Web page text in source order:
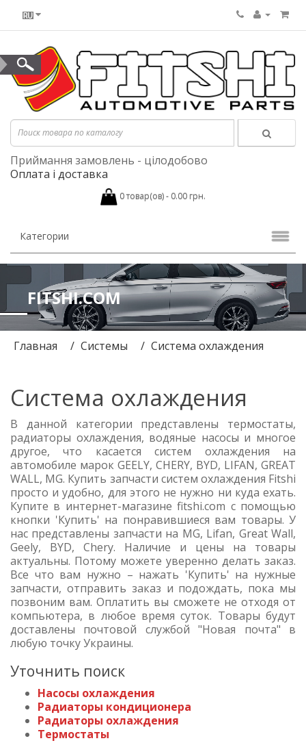
Приймання замовлень - цілодобово
Оплата і доставка
0 товар(ов) - 0.00 грн.
Категории
FITSHI.COM
Главная Системы Система охлаждения
Система охлаждения
В данной категории представлены термостаты,
радиаторы охлаждения, водяные насосы и многое
другое, что касается систем охлаждения на
автомобиле марок GEELY, CHERY, BYD, LIFAN, GREAT
WALL, MG. Купить запчасти систем охлаждения Fitshi
просто и удобно, для этого не нужно ни куда ехать.
Купите в интернет-магазине fitshi.com с помощью
кнопки 'Купить' на понравившиеся вам товары. У
нас представлены запчасти на MG, Lifan, Great Wall,
Geely, BYD, Chery. Наличие и цены на товары
актуальны. Потому можете уверенно делать заказ.
Все что вам нужно – нажать 'Купить' на нужные
запчасти, отправить заказ и подождать, пока мы
позвоним вам. Оплатить вы сможете не отходя от
компьютера, в любое время суток. Товары будут
доставлены почтовой службой "Новая почта" в
любую точку Украины.
Уточнить поиск
Насосы охлаждения
Радиаторы кондиционера
Радиаторы охлаждения
Термостаты